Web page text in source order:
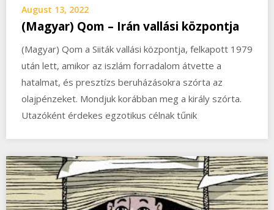
August 13, 2022
(Magyar) Qom – Irán vallási központja
(Magyar) Qom a Siiták vallási központja, felkapott 1979
után lett, amikor az iszlám forradalom átvette a
hatalmat, és presztízs beruházásokra szórta az
olajpénzeket. Mondjuk korábban meg a király szórta.
Utazóként érdekes egzotikus célnak tűnik